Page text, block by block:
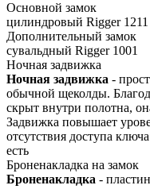
Основной замок
цилиндровый Rigger 1211
Дополнительный замок
сувальдный Rigger 1001
Ночная задвижка
Ночная задвижка -
обычной щеколды.
скрыт внутри полотна,
Задвижка повышает
отсутствия доступа
есть
Броненакладка на замок
Броненакладка -